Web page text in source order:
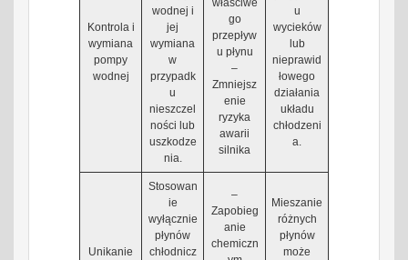
Kontrola i
wymiana
pompy
wodnej
wodnej i
jej
wymiana
w
przypadk
u
nieszczel
ności lub
uszkodze
nia.
go
przepływ
u płynu
–
Zmniejsz
enie
ryzyka
awarii
silnika
u
wycieków
lub
nieprawid
łowego
działania
układu
chłodzeni
a.
Unikanie
Stosowan
ie
wyłącznie
płynów
chłodnicz
–
Zapobieg
anie
chemiczn
Mieszanie
różnych
płynów
może